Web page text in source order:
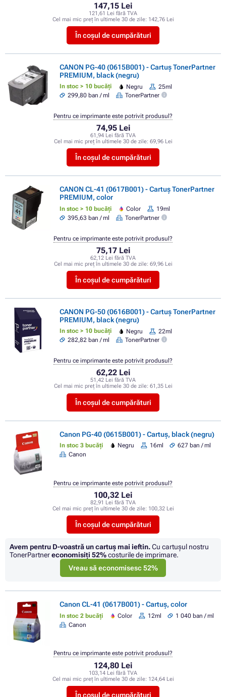
147,15 Lei
121,61 Lei fără TVA
Cel mai mic preț în ultimele 30 de zile: 142,76 Lei
În coșul de cumpărături
CANON PG-40 (0615B001) - Cartuș TonerPartner
PREMIUM, black (negru)
In stoc > 10 bucăți Negru
25ml
299,80 ban / ml
TonerPartner
74,95 Lei
61,94 Lei fără TVA
Cel mai mic preț în ultimele 30 de zile: 69,96 Lei
În coșul de cumpărături
Pentru ce imprimante este potrivit produsul?
CANON CL-41 (0617B001) - Cartuș TonerPartner
PREMIUM, color
In stoc > 10 bucăți Color
19ml
395,63 ban / ml
TonerPartner
75,17 Lei
62,12 Lei fără TVA
Cel mai mic preț în ultimele 30 de zile: 69,96 Lei
În coșul de cumpărături
Pentru ce imprimante este potrivit produsul?
CANON PG-50 (0616B001) - Cartuș TonerPartner
PREMIUM, black (negru)
In stoc > 10 bucăți Negru
22ml
282,82 ban / ml
TonerPartner
62,22 Lei
51,42 Lei fără TVA
Cel mai mic preț în ultimele 30 de zile: 61,35 Lei
În coșul de cumpărături
Pentru ce imprimante este potrivit produsul?
Canon PG-40 (0615B001) - Cartuș, black (negru)
In stoc 3 bucăți Negru 16ml
627 ban / ml
Canon
100,32 Lei
82,91 Lei fără TVA
Cel mai mic preț în ultimele 30 de zile: 100,32 Lei
În coșul de cumpărături
Pentru ce imprimante este potrivit produsul?
Avem pentru D-voastră un cartuș mai ieftin.Cu cartuşul nostru
TonerPartnereconomisiţi 52%costurile de imprimare.
Vreau să economisesc 52%
Canon CL-41 (0617B001) - Cartuș, color
In stoc 2 bucăți Color 12ml
1 040 ban / ml
Canon
124,80 Lei
103,14 Lei fără TVA
Cel mai mic preț în ultimele 30 de zile: 124,64 Lei
În coșul de cumpărături
Pentru ce imprimante este potrivit produsul?